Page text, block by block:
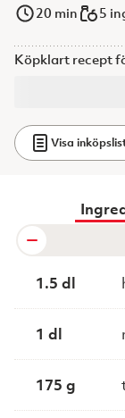
20 min 5
Köpklart recept
Visa
1.5 dl
1 dl
175 g